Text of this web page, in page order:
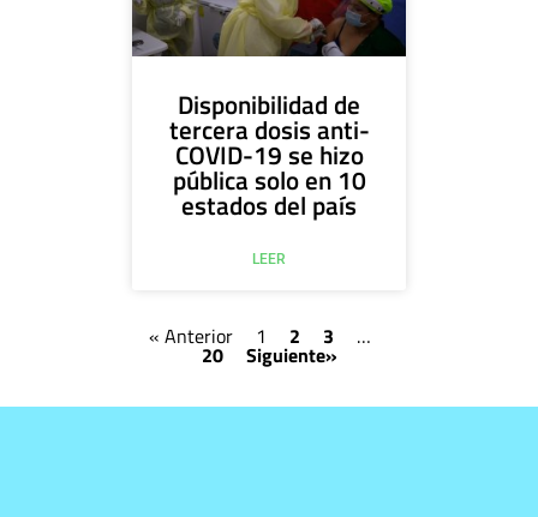
Disponibilidad de
tercera dosis anti-
COVID-19 se hizo
pública solo en 10
estados del país
LEER
« Anterior 1 2 3 …
20 Siguiente»